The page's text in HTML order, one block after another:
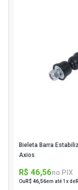
Bieleta Barra
Axios
R$ 46,56no PIX
Ou R$ 46,56em até 1x de